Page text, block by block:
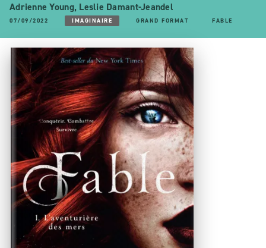
Adrienne Young, Leslie Damant-Jeandel
07/09/2022 IMAGINAIRE GRAND FORMAT FABLE